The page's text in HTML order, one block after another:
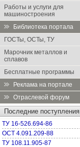
Работы и услуги для
машиностроения
Библиотека портала
ГОСТы, ОСТы, ТУ
Марочник металлов и
сплавов
Бесплатные программы
Реклама на портале
Отраслевой форум
Последние поступления
ТУ 16-526.694-86
ОСТ 4.091.209-88
ТУ 108.11.905-87